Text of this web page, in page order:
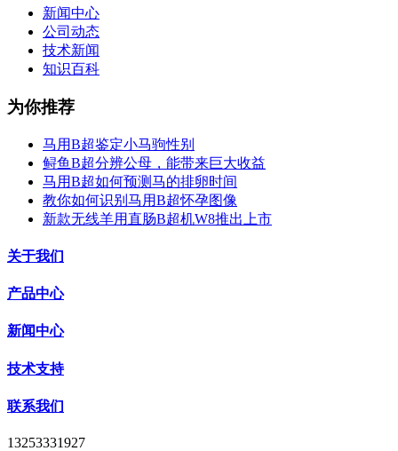
新闻中心
公司动态
技术新闻
知识百科
为你推荐
马用B超鉴定小马驹性别
鲟鱼B超分辨公母，能带来巨大收益
马用B超如何预测马的排卵时间
教你如何识别马用B超怀孕图像
新款无线羊用直肠B超机W8推出上市
关于我们
产品中心
新闻中心
技术支持
联系我们
13253331927